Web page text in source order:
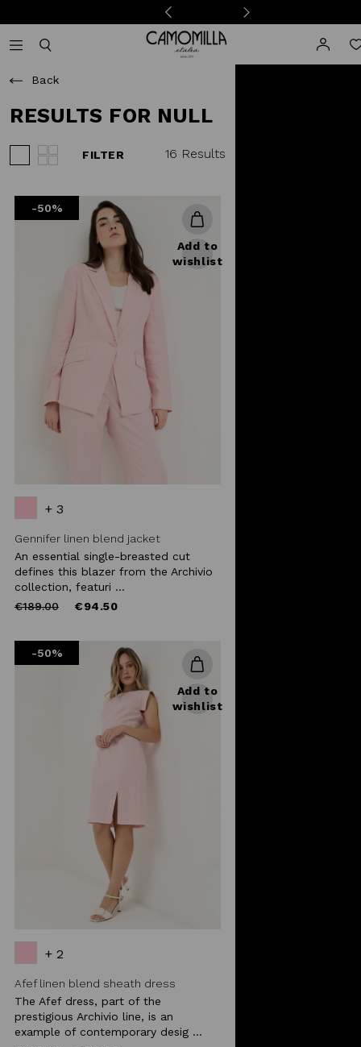
Camomilla Italia®
Back
RESULTS FOR NULL
FILTER 16 Results
-50%
Add to
wishlist
+ 3
Gennifer linen blend jacket
An essential single-breasted cut
defines this blazer from the Archivio
collection, featuri ...
Price
€189.00to €94.50
-50%
Add to
wishlist
+ 2
Afef linen blend sheath dress
The Afef dress, part of the
prestigious Archivio line, is an
example of contemporary desig ...